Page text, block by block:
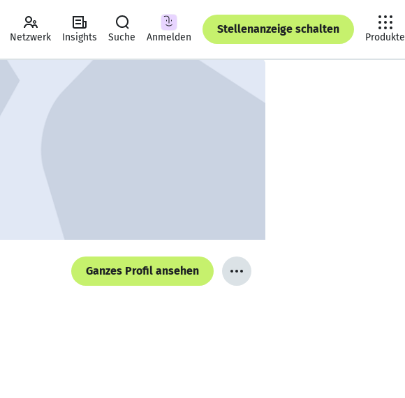
Netzwerk Insights Suche Anmelden
Stellenanzeige schalten
Produkte
Ganzes Profil ansehen